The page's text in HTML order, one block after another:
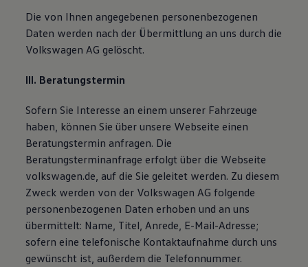
Die von Ihnen angegebenen personenbezogenen
Daten werden nach der Übermittlung an uns durch die
Volkswagen AG gelöscht.
III. Beratungstermin
Sofern Sie Interesse an einem unserer Fahrzeuge
haben, können Sie über unsere Webseite einen
Beratungstermin anfragen. Die
Beratungsterminanfrage erfolgt über die Webseite
volkswagen.de, auf die Sie geleitet werden. Zu diesem
Zweck werden von der Volkswagen AG folgende
personenbezogenen Daten erhoben und an uns
übermittelt: Name, Titel, Anrede, E-Mail-Adresse;
sofern eine telefonische Kontaktaufnahme durch uns
gewünscht ist, außerdem die Telefonnummer.